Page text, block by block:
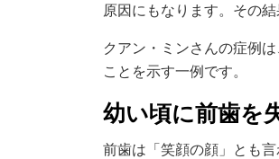
原因にもなります。その
クアン・ミンさんの症例
ことを示す一例です。
幼い頃に前歯を
前歯は「笑顔の顔」とも